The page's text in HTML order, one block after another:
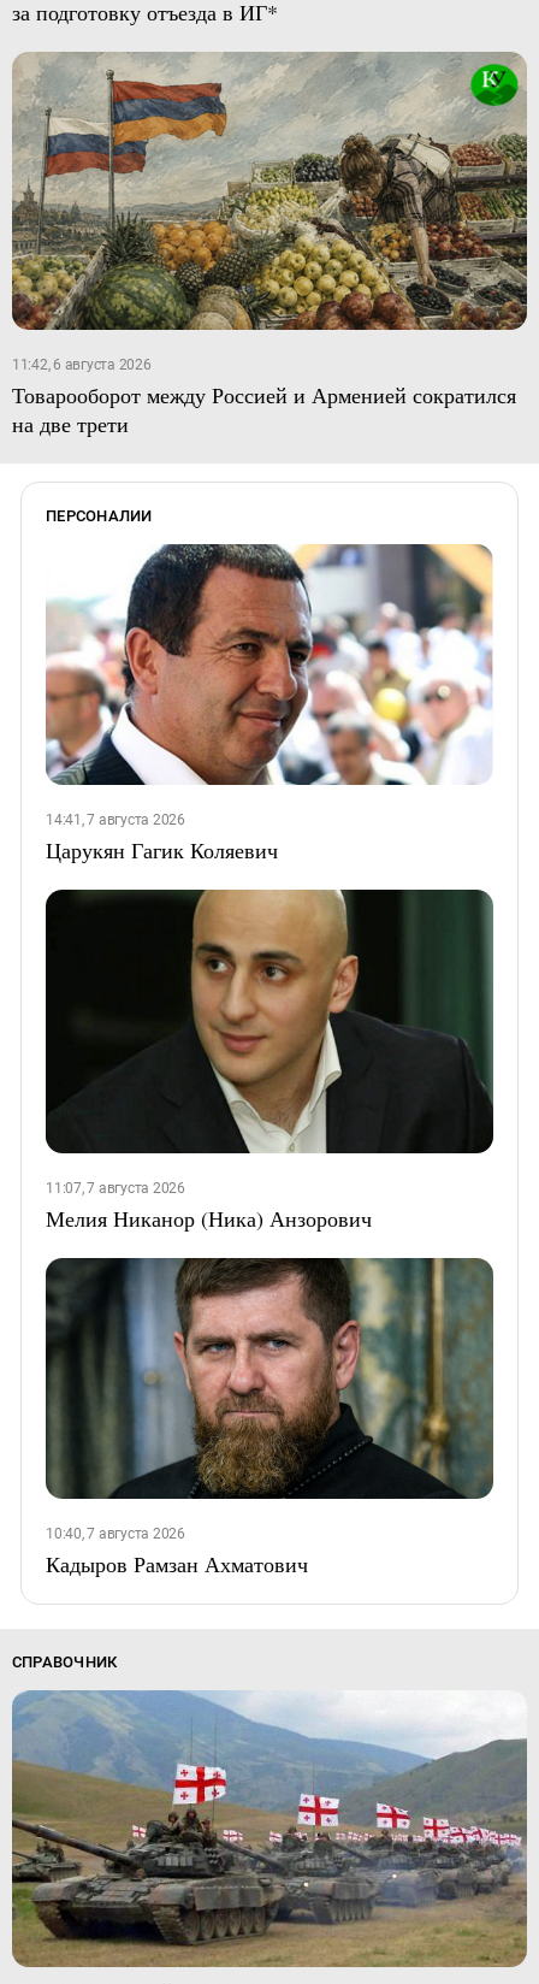
за подготовку отъезда в ИГ*
11:42, 6 августа 2026
Товарооборот между Россией и Арменией сократился
на две трети
ПЕРСОНАЛИИ
14:41, 7 августа 2026
Царукян Гагик Коляевич
11:07, 7 августа 2026
Мелия Никанор (Ника) Анзорович
10:40, 7 августа 2026
Кадыров Рамзан Ахматович
СПРАВОЧНИК